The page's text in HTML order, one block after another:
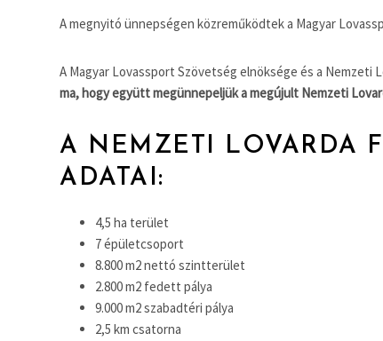
A megnyitó ünnepségen közreműködtek a Magyar
A Magyar Lovassport Szövetség elnöksége és a Nemzeti
ma, hogy együtt megünnepeljük a megújult Nemzeti
A NEMZETI LOVARDA
ADATAI:
4,5 ha terület
7 épületcsoport
8.800 m2 nettó szintterület
2.800 m2 fedett pálya
9.000 m2 szabadtéri pálya
2,5 km csatorna